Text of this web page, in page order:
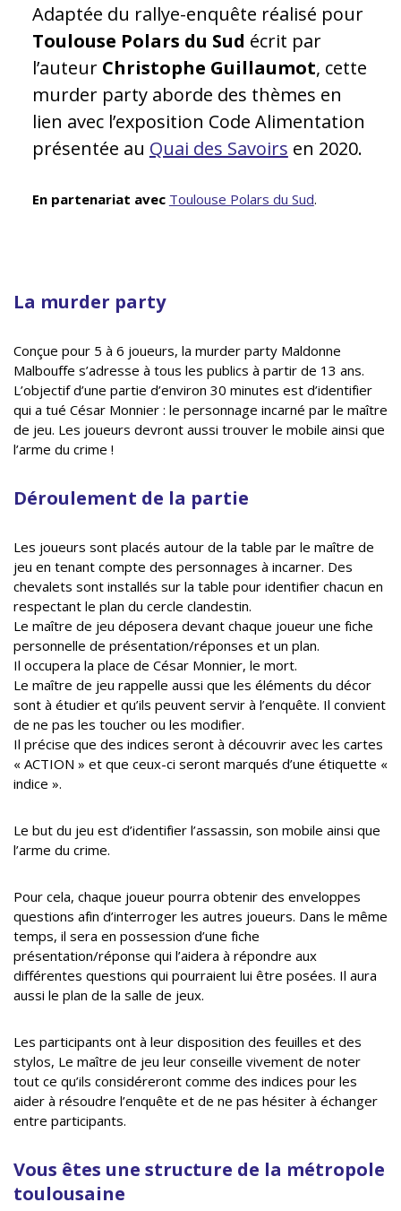
Adaptée du rallye-enquête réalisé pour
Toulouse Polars du Sud écrit par
l’auteur Christophe Guillaumot, cette
murder party aborde des thèmes en
lien avec l’exposition Code Alimentation
présentée au Quai des Savoirs en 2020.
En partenariat avec Toulouse Polars du Sud.
La murder party
Conçue pour 5 à 6 joueurs, la murder party Maldonne
Malbouffe s’adresse à tous les publics à partir de 13 ans.
L’objectif d’une partie d’environ 30 minutes est d’identifier
qui a tué César Monnier : le personnage incarné par le maître
de jeu. Les joueurs devront aussi trouver le mobile ainsi que
l’arme du crime !
Déroulement de la partie
Les joueurs sont placés autour de la table par le maître de
jeu en tenant compte des personnages à incarner. Des
chevalets sont installés sur la table pour identifier chacun en
respectant le plan du cercle clandestin.
Le maître de jeu déposera devant chaque joueur une fiche
personnelle de présentation/réponses et un plan.
Il occupera la place de César Monnier, le mort.
Le maître de jeu rappelle aussi que les éléments du décor
sont à étudier et qu’ils peuvent servir à l’enquête. Il convient
de ne pas les toucher ou les modifier.
Il précise que des indices seront à découvrir avec les cartes
« ACTION » et que ceux-ci seront marqués d’une étiquette «
indice ».
Le but du jeu est d’identifier l’assassin, son mobile ainsi que
l’arme du crime.
Pour cela, chaque joueur pourra obtenir des enveloppes
questions afin d’interroger les autres joueurs. Dans le même
temps, il sera en possession d’une fiche
présentation/réponse qui l’aidera à répondre aux
différentes questions qui pourraient lui être posées. Il aura
aussi le plan de la salle de jeux.
Les participants ont à leur disposition des feuilles et des
stylos, Le maître de jeu leur conseille vivement de noter
tout ce qu’ils considéreront comme des indices pour les
aider à résoudre l’enquête et de ne pas hésiter à échanger
entre participants.
Vous êtes une structure de la métropole
toulousaine